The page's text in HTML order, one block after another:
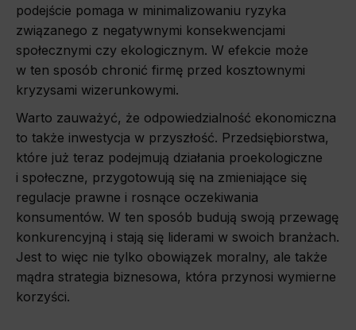
podejście pomaga w minimalizowaniu ryzyka
związanego z negatywnymi konsekwencjami
społecznymi czy ekologicznym. W efekcie może
w ten sposób chronić firmę przed kosztownymi
kryzysami wizerunkowymi.
Warto zauważyć, że odpowiedzialność ekonomiczna
to także inwestycja w przyszłość. Przedsiębiorstwa,
które już teraz podejmują działania proekologiczne
i społeczne, przygotowują się na zmieniające się
regulacje prawne i rosnące oczekiwania
konsumentów. W ten sposób budują swoją przewagę
konkurencyjną i stają się liderami w swoich branżach.
Jest to więc nie tylko obowiązek moralny, ale także
mądra strategia biznesowa, która przynosi wymierne
korzyści.